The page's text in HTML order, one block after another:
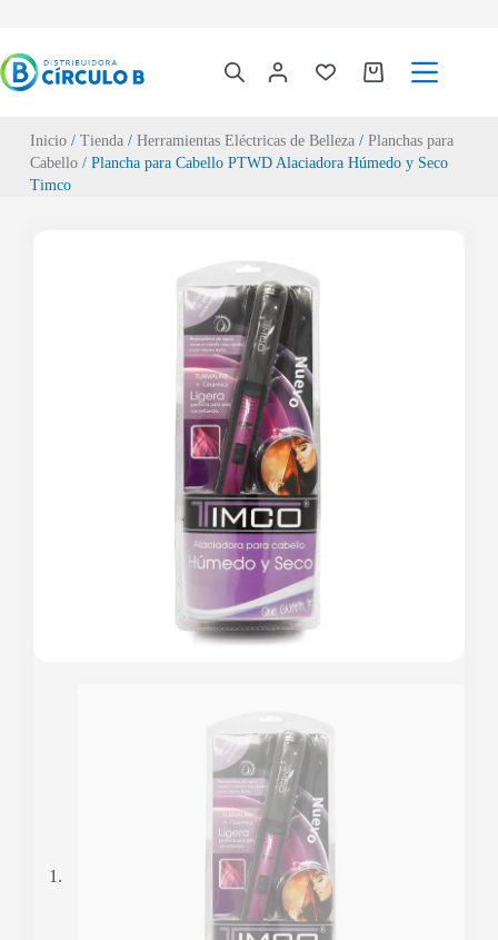
Inicio/ Tienda/ Herramientas Eléctricas de Belleza/ Planchas para
Cabello/ Plancha para Cabello PTWD Alaciadora Húmedo y Seco
Timco